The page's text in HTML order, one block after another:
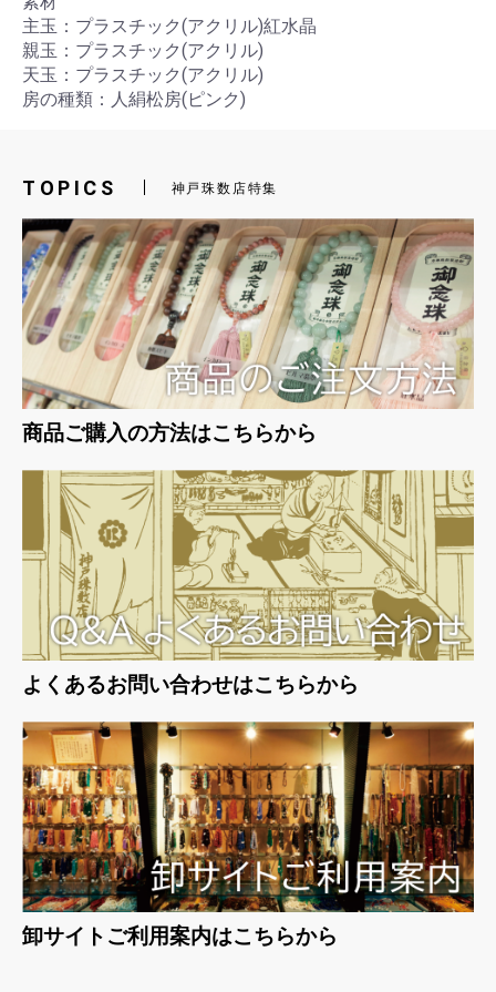
お買い物を続ける カートへ進む
主玉：プラスチック(アクリル)紅水晶
親玉：プラスチック(アクリル)
天玉：プラスチック(アクリル)
房の種類：人絹松房(ピンク)
TOPICS 神戸珠数店特集
商品ご購入の方法はこちらから
よくあるお問い合わせはこちらから
卸サイトご利用案内はこちらから